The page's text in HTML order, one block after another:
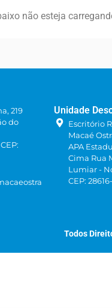
não esteja
219
do
Unidade
Escritório
Macaé
APA
Cima Rua
Lumiar -
CEP:
Todos